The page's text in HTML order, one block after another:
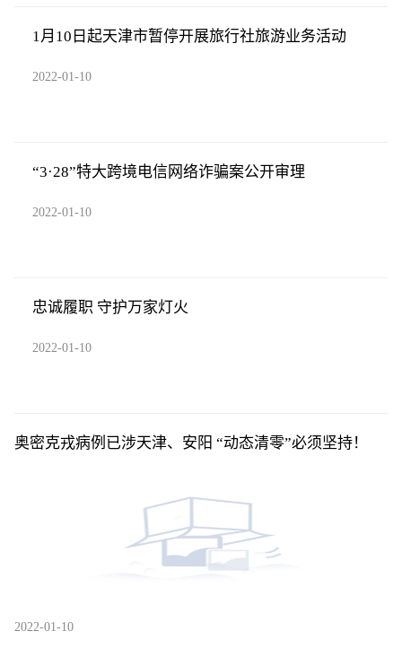
1月10日起天津市暂停开展旅行社旅游业务活动
2022-01-10
“3·28”特大跨境电信网络诈骗案公开审理
2022-01-10
忠诚履职 守护万家灯火
2022-01-10
奥密克戎病例已涉天津、安阳 “动态清零”必须坚持！
2022-01-10